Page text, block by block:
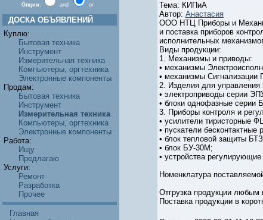
Опции: and or
ДОСКА ОБЪЯВЛЕНИЙ
Куплю:
Бытовая техника
Инструмент
Измерительная техника
Компьютеры, оргтехника
Электронные компоненты
Продам:
Бытовая техника
Инструмент
Измерительная техника
Компьютеры, оргтехника
Электронные компоненты
Работа:
Ищу
Предлагаю
Услуги:
Ремонт
Разработка
Прочее
Главная
Тема: КИПиА
Автор: Анастасия
ООО НТЦ Приборы и
и поставка приборов
исполнительных
Виды продукции:
1. Механизмы и приводы:
• механизмы
• механизмы
2. Изделия для
• электроприводы серии
• блоки однофазные серии
3. Приборы контроля и
• усилители тиристорные
• пускатели
• блок тепловой защиты
• блок БУ-30М;
• устройства
Номенклатура
Отгрузка продукции любым
Поставка продукции в